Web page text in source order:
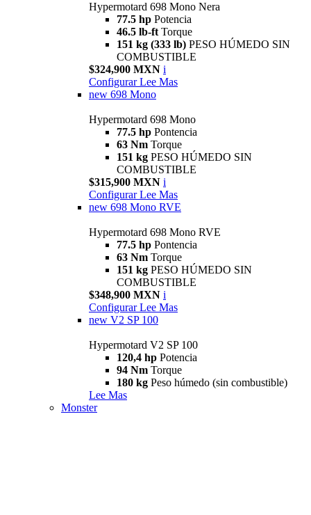
Hypermotard 698 Mono Nera
77.5 hp Potencia
46.5 lb-ft Torque
151 kg (333 lb) PESO HÚMEDO SIN
COMBUSTIBLE
$324,900 MXN i
Configurar Lee Mas
new 698 Mono
Hypermotard 698 Mono
77.5 hp Pontencia
63 Nm Torque
151 kg PESO HÚMEDO SIN
COMBUSTIBLE
$315,900 MXN i
Configurar Lee Mas
new 698 Mono RVE
Hypermotard 698 Mono RVE
77.5 hp Pontencia
63 Nm Torque
151 kg PESO HÚMEDO SIN
COMBUSTIBLE
$348,900 MXN i
Configurar Lee Mas
new V2 SP 100
Hypermotard V2 SP 100
120,4 hp Potencia
94 Nm Torque
180 kg Peso húmedo (sin combustible)
Lee Mas
Monster